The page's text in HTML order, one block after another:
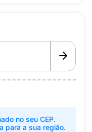
no seu CEP.
para a sua região.